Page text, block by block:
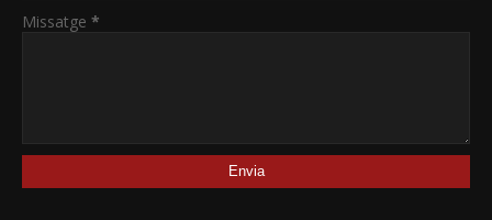
Missatge *